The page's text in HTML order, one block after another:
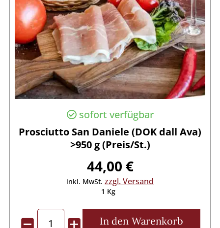
sofort verfügbar
Prosciutto San Daniele (DOK dall Ava)
>950 g (Preis/St.)
44,00 €
inkl. MwSt. zzgl. Versand
1 Kg
In den Warenkorb